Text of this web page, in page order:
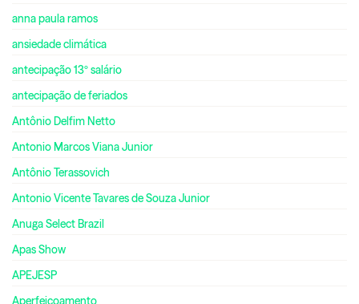
anna paula ramos
ansiedade climática
antecipação 13º salário
antecipação de feriados
Antônio Delfim Netto
Antonio Marcos Viana Junior
Antônio Terassovich
Antonio Vicente Tavares de Souza Junior
Anuga Select Brazil
Apas Show
APEJESP
Aperfeiçoamento